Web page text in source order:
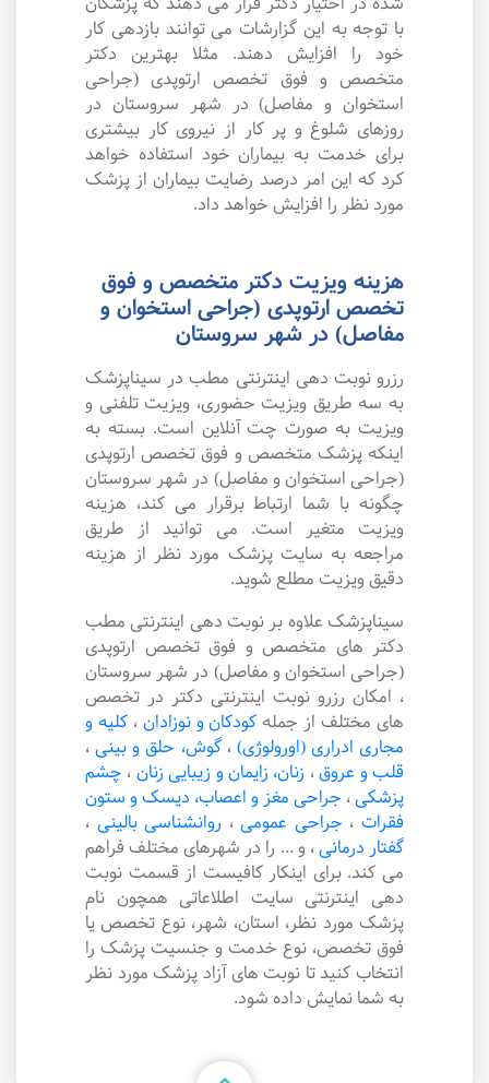
با توجه به این گزارشات می توانند بازدهی کار
خود را افزایش دهند. مثلا بهترین دکتر
متخصص و فوق تخصص ارتوپدی (جراحی
استخوان و مفاصل) در شهر سروستان در
روزهای شلوغ و پر کار از نیروی کار بیشتری
برای خدمت به بیماران خود استفاده خواهد
کرد که این امر درصد رضایت بیماران از پزشک
مورد نظر را افزایش خواهد داد.
هزینه ویزیت دکتر متخصص و فوق
تخصص ارتوپدی (جراحی استخوان و
مفاصل) در شهر سروستان
رزرو نوبت دهی اینترنتی مطب در سیناپزشک
به سه طریق ویزیت حضوری، ویزیت تلفنی و
ویزیت به صورت چت آنلاین است. بسته به
اینکه پزشک متخصص و فوق تخصص ارتوپدی
(جراحی استخوان و مفاصل) در شهر سروستان
چگونه با شما ارتباط برقرار می کند، هزینه
ویزیت متغیر است. می توانید از طریق
مراجعه به سایت پزشک مورد نظر از هزینه
دقیق ویزیت مطلع شوید.
سیناپزشک علاوه بر نوبت دهی اینترنتی مطب
دکتر های متخصص و فوق تخصص ارتوپدی
(جراحی استخوان و مفاصل) در شهر سروستان
، امکان رزرو نوبت اینترنتی دکتر در تخصص
های مختلف از جمله کودکان و نوزادان ،کلیه و
مجاری ادراری (اورولوژی) ،گوش، حلق و بینی ،
قلب و عروق، زنان، زایمان و زیبایی زنان ، چشم
پزشکی، جراحی مغز و اعصاب، دیسک و ستون
فقرات ، جراحی عمومی ، روانشناسی بالینی ،
گفتار درمانی، و ... را در شهرهای مختلف فراهم
می کند. برای اینکار کافیست از قسمت نوبت
دهی اینترنتی سایت اطلاعاتی همچون نام
پزشک مورد نظر، استان، شهر، نوع تخصص یا
فوق تخصص، نوع خدمت و جنسیت پزشک را
انتخاب کنید تا نوبت های آزاد پزشک مورد نظر
به شما نمایش داده شود.